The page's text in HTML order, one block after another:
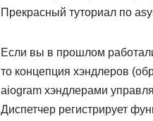
Прекрасный туториал по
Если вы в прошлом
то концепция хэндлеров
aiogram хэндлерами
Диспетчер регистрирует